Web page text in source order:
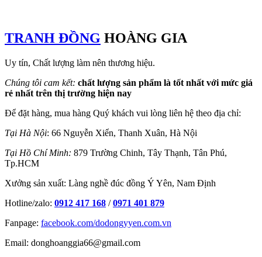
TRANH ĐỒNG HOÀNG GIA
Uy tín, Chất lượng làm nên thương hiệu.
Chúng tôi cam kết: chất lượng sản phẩm là tốt nhất với mức giá
rẻ nhất trên thị trường hiện nay
Để đặt hàng, mua hàng Quý khách vui lòng liên hệ theo địa chỉ:
Tại Hà Nội: 66 Nguyễn Xiển, Thanh Xuân, Hà Nội
Tại Hồ Chí Minh: 879 Trường Chinh, Tây Thạnh, Tân Phú,
Tp.HCM
Xưởng sản xuất: Làng nghề đúc đồng Ý Yên, Nam Định
Hotline/zalo: 0912 417 168 /0971 401 879
Fanpage: facebook.com/dodongyyen.com.vn
Email: donghoanggia66@gmail.com